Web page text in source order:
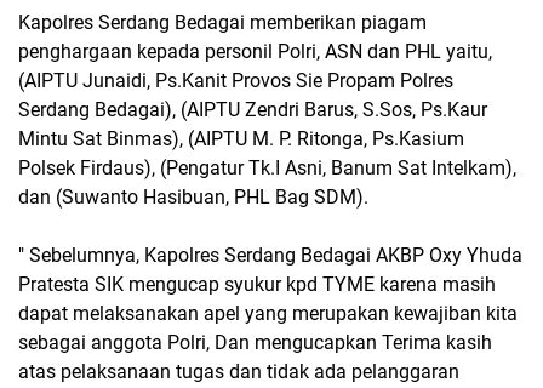
Kapolres Serdang Bedagai memberikan piagam
penghargaan kepada personil Polri, ASN dan PHL yaitu,
(AIPTU Junaidi, Ps.Kanit Provos Sie Propam Polres
Serdang Bedagai), (AIPTU Zendri Barus, S.Sos, Ps.Kaur
Mintu Sat Binmas), (AIPTU M. P. Ritonga, Ps.Kasium
Polsek Firdaus), (Pengatur Tk.I Asni, Banum Sat Intelkam),
dan (Suwanto Hasibuan, PHL Bag SDM).
" Sebelumnya, Kapolres Serdang Bedagai AKBP Oxy Yhuda
Pratesta SIK mengucap syukur kpd TYME karena masih
dapat melaksanakan apel yang merupakan kewajiban kita
sebagai anggota Polri, Dan mengucapkan Terima kasih
atas pelaksanaan tugas dan tidak ada pelanggaran